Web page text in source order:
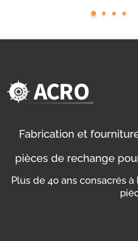
Fabrication et
pièces de rechange
Plus de 40 ans consacrés